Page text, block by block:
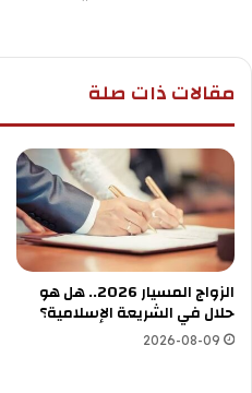
مقالات ذات صلة
الزواج المسيار 2026.. هل هو
حلال في الشريعة الإسلامية؟
2026-08-09